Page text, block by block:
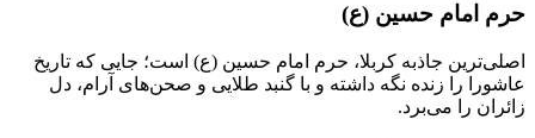
حرم امام حسین (ع)
اصلی‌ترین جاذبه کربلا، حرم امام حسین (ع) است؛ جایی که تاریخ
عاشورا را زنده نگه داشته و با گنبد طلایی و صحن‌های آرام، دل
زائران را می‌برد.